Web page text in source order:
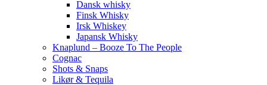
Dansk whisky
Finsk Whisky
Irsk Whiskey
Japansk Whisky
Knaplund – Booze To The People
Cognac
Shots & Snaps
Likør & Tequila